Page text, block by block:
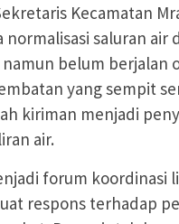
Kecamatan
saluran air
belum berjalan
yang sempit
kiriman menjadi
air.
forum koordinasi
respons terhadap